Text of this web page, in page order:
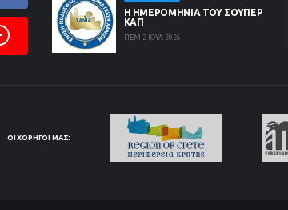
Η ΗΜΕΡΟΜΗΝΙΑ ΤΟΥ ΣΟΥΠΕΡ
ΚΑΠ
ΠΕΜ 2 ΙΟΥΛ 2026
ΟΙ ΧΟΡΗΓΟΊ ΜΑΣ: